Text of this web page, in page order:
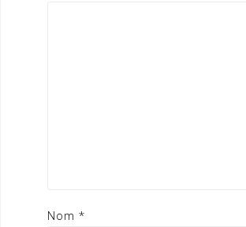
Nom *